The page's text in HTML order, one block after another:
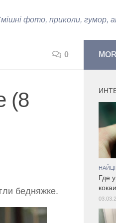
фото, приколи, гумор,
0
(8
бедняжке.
Где